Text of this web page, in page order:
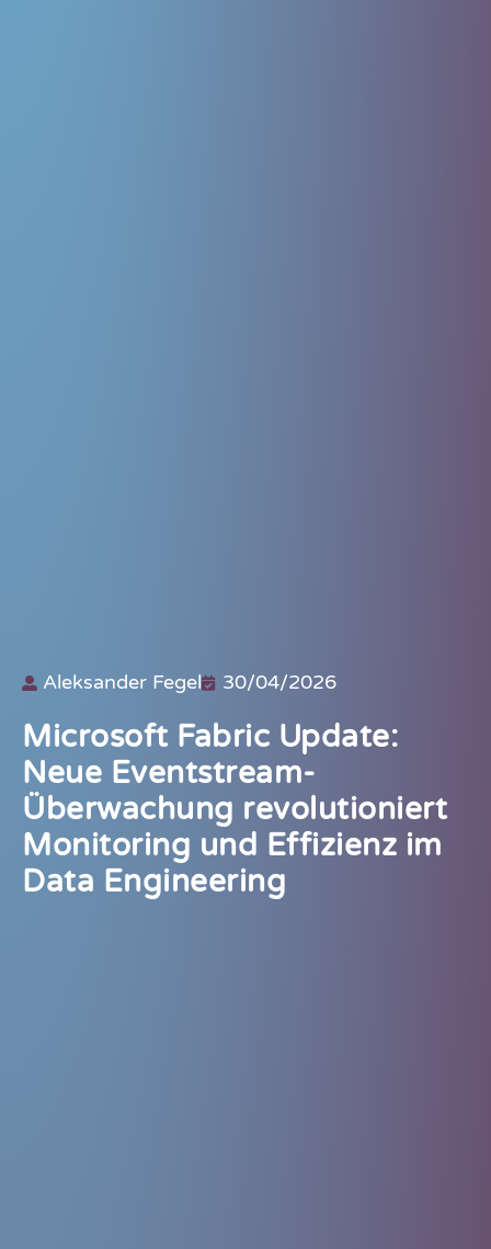
Aleksander Fegel 30/04/2026
Microsoft Fabric Update:
Neue Eventstream-
Überwachung revolutioniert
Monitoring und Effizienz im
Data Engineering